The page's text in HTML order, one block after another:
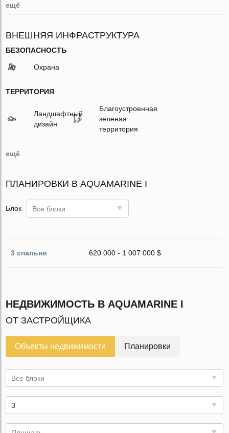
ещё
ВНЕШНЯЯ ИНФРАСТРУКТУРА
БЕЗОПАСНОСТЬ
Охрана
ТЕРРИТОРИЯ
Ландшафтный
дизайн
Благоустроенная
зеленая
территория
ещё
ПЛАНИРОВКИ В AQUAMARINE I
Блок Все блоки
3 спальни 620 000 - 1 007 000 $
НЕДВИЖИМОСТЬ В AQUAMARINE I
ОТ ЗАСТРОЙЩИКА
Объекты недвижимости Планировки
Все блоки
3